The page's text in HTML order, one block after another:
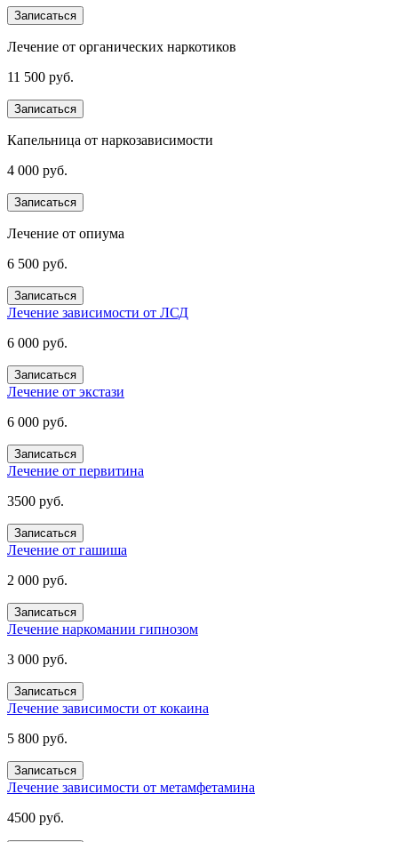
Записаться
Лечение от органических наркотиков
11 500 руб.
Записаться
Капельница от наркозависимости
4 000 руб.
Записаться
Лечение от опиума
6 500 руб.
Записаться
Лечение зависимости от ЛСД
6 000 руб.
Записаться
Лечение от экстази
6 000 руб.
Записаться
Лечение от первитина
3500 руб.
Записаться
Лечение от гашиша
2 000 руб.
Записаться
Лечение наркомании гипнозом
3 000 руб.
Записаться
Лечение зависимости от кокаина
5 800 руб.
Записаться
Лечение зависимости от метамфетамина
4500 руб.